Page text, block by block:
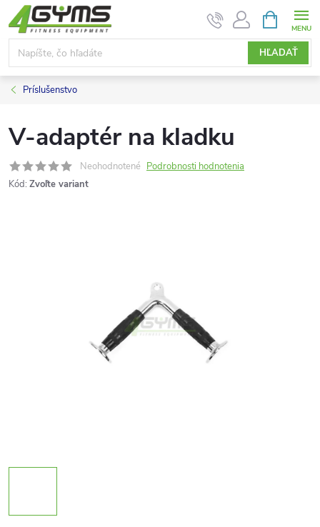
Prejsť
na
obsah
HĽADAŤ
KOŠÍK
Príslušenstvo
V-adaptér na kladku
Neohodnotené Podrobnosti hodnotenia
Kód: Zvoľte variant